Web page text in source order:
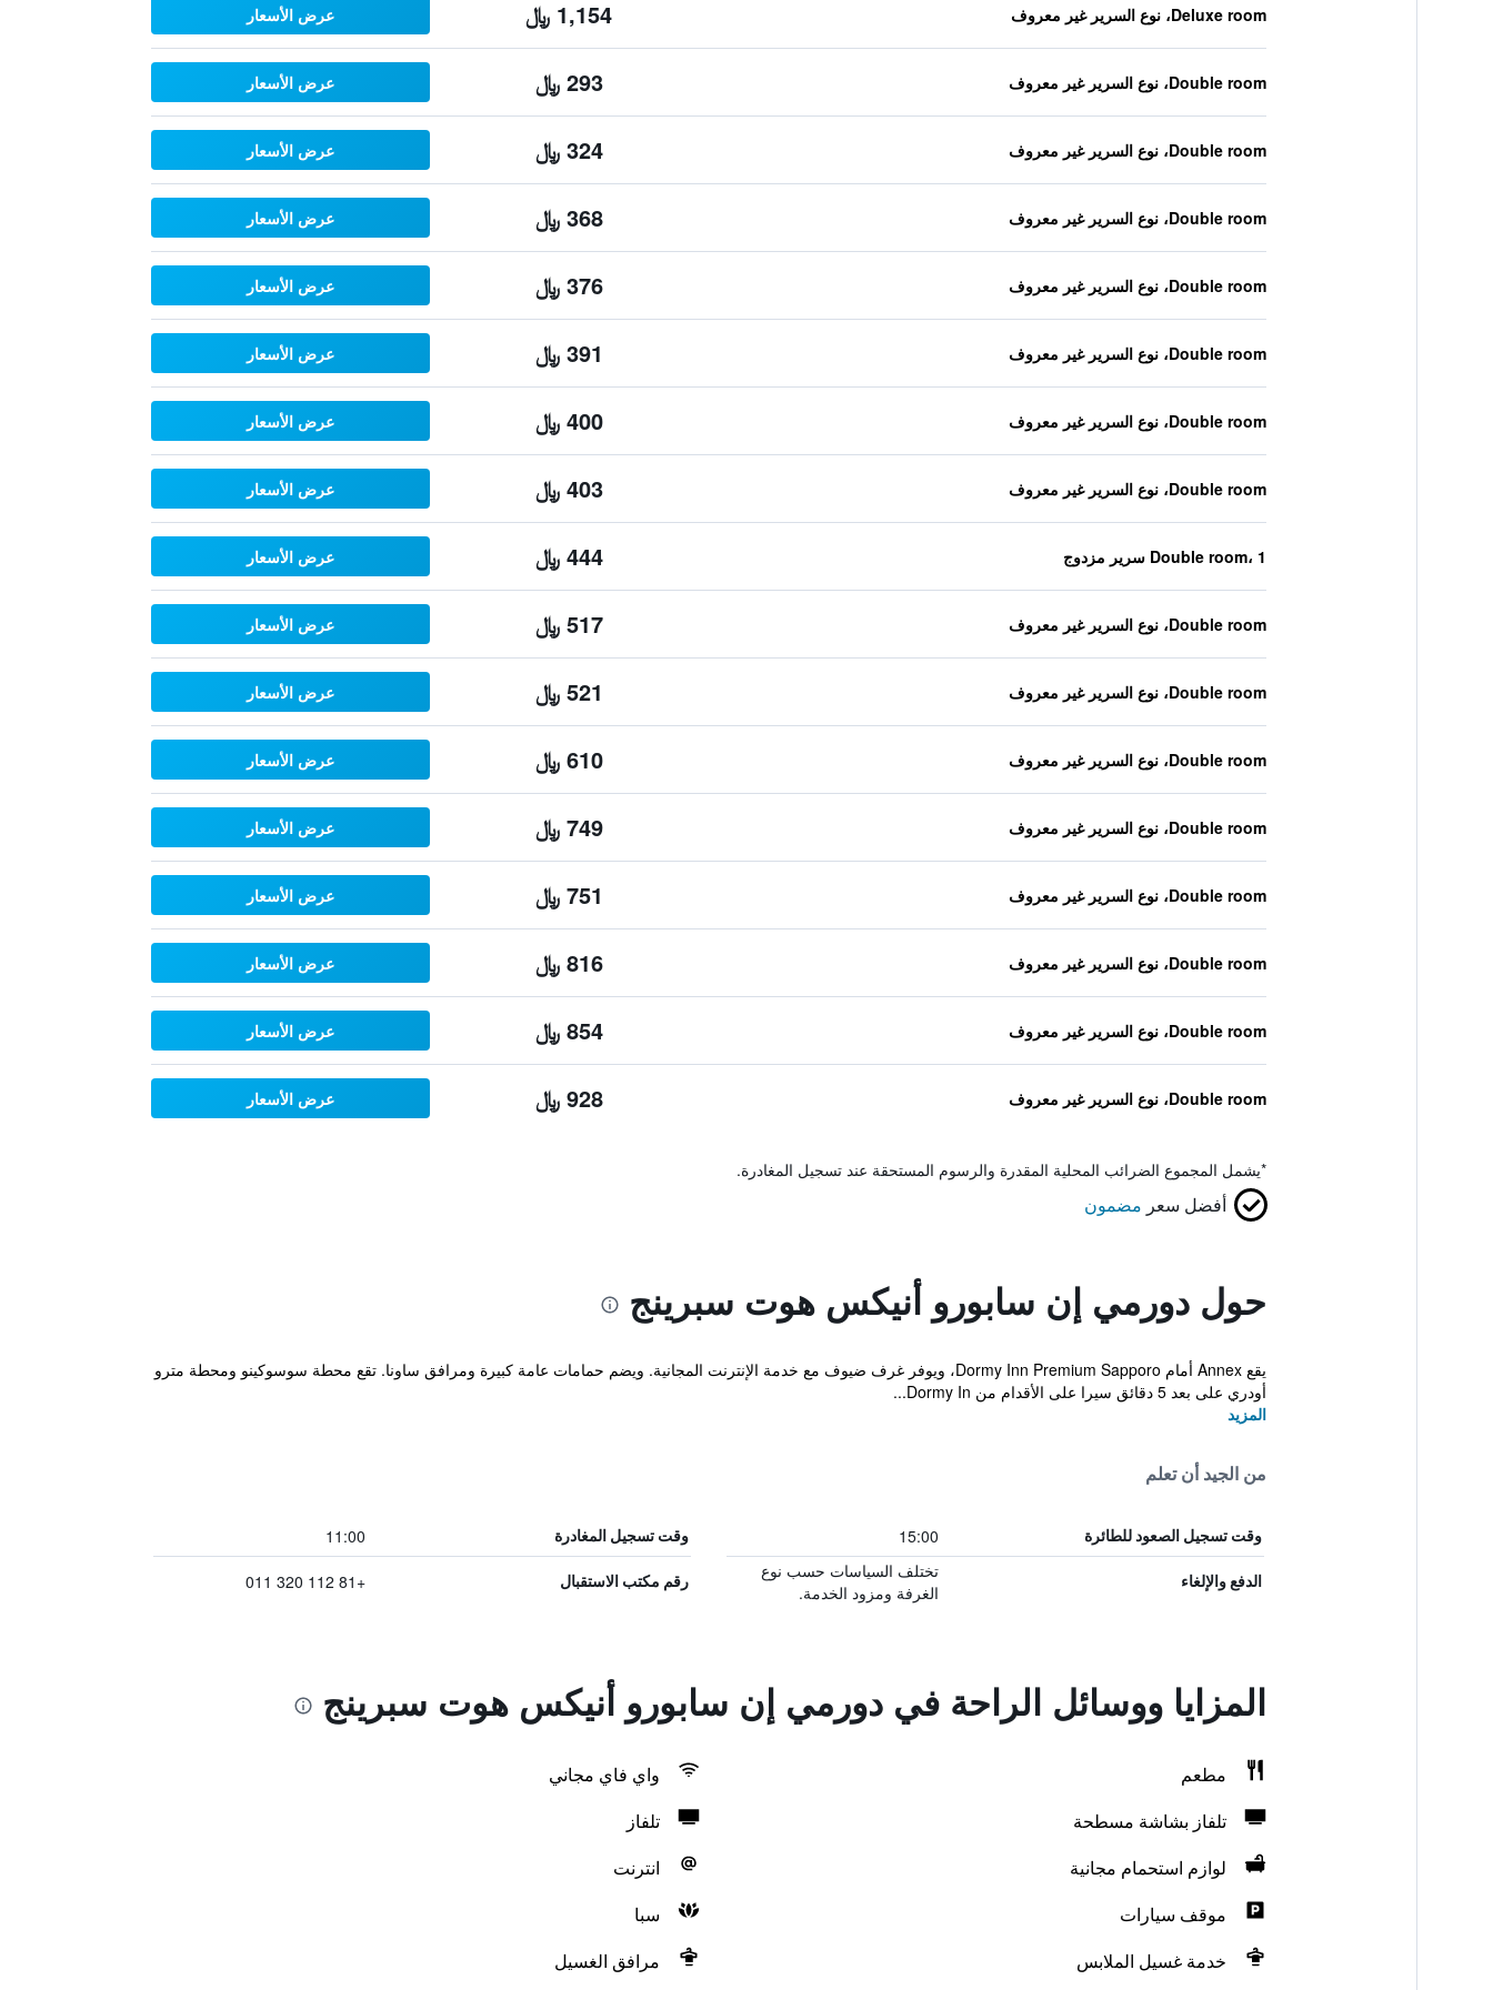
Deluxe room، نوع السرير غير معروف 1,154 ﷼ عرض الأسعار
Double room، نوع السرير غير معروف 293 ﷼ عرض الأسعار
Double room، نوع السرير غير معروف 324 ﷼ عرض الأسعار
Double room، نوع السرير غير معروف 368 ﷼ عرض الأسعار
Double room، نوع السرير غير معروف 376 ﷼ عرض الأسعار
Double room، نوع السرير غير معروف 391 ﷼ عرض الأسعار
Double room، نوع السرير غير معروف 400 ﷼ عرض الأسعار
Double room، نوع السرير غير معروف 403 ﷼ عرض الأسعار
Double room، 1 سرير مزدوج 444 ﷼ عرض الأسعار
Double room، نوع السرير غير معروف 517 ﷼ عرض الأسعار
Double room، نوع السرير غير معروف 521 ﷼ عرض الأسعار
Double room، نوع السرير غير معروف 610 ﷼ عرض الأسعار
Double room، نوع السرير غير معروف 749 ﷼ عرض الأسعار
Double room، نوع السرير غير معروف 751 ﷼ عرض الأسعار
Double room، نوع السرير غير معروف 816 ﷼ عرض الأسعار
Double room، نوع السرير غير معروف 854 ﷼ عرض الأسعار
Double room، نوع السرير غير معروف 928 ﷼ عرض الأسعار
*يشمل المجموع الضرائب المحلية المقدرة والرسوم المستحقة عند تسجيل المغادرة.
أفضل سعر مضمون
حول دورمي إن سابورو أنيكس هوت سبرينج
يقع Annex أمام Dormy Inn Premium Sapporo، ويوفر غرف ضيوف مع خدمة الإنترنت المجانية. ويضم حمامات عامة كبيرة ومرافق ساونا. تقع محطة سوسوكينو ومحطة مترو
أودري على بعد 5 دقائق سيرا على الأقدام من Dormy In...
المزيد
من الجيد أن تعلم
وقت تسجيل الصعود للطائرة 15:00 وقت تسجيل المغادرة 11:00
الدفع والإلغاء
تختلف السياسات حسب نوع
الغرفة ومزود الخدمة.
رقم مكتب الاستقبال +81 112 320 011
المزايا ووسائل الراحة في دورمي إن سابورو أنيكس هوت سبرينج
مطعم
واي فاي مجاني
تلفاز بشاشة مسطحة
تلفاز
لوازم استحمام مجانية
انترنت
موقف سيارات
سبا
خدمة غسيل الملابس
مرافق الغسيل